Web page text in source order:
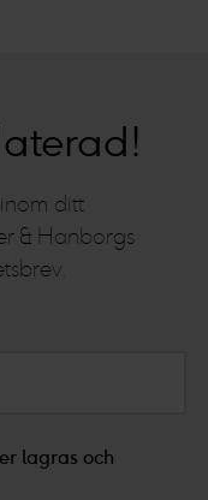
ditt
& Hanborgs
lagras och